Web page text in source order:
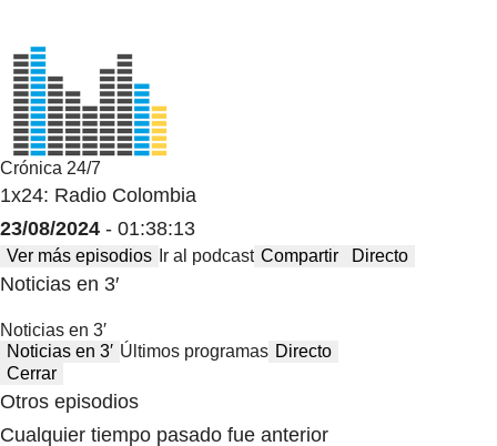
Crónica 24/7
1x24: Radio Colombia
23/08/2024 - 01:38:13
Ver más episodios Ir al podcast Compartir Directo
Noticias en 3′
Noticias en 3′
Noticias en 3′ Últimos programas Directo
Cerrar
Otros episodios
Cualquier tiempo pasado fue anterior